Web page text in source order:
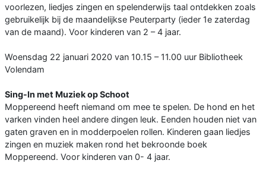
voorlezen, liedjes zingen en spelenderwijs taal ontdekken zoals
gebruikelijk bij de maandelijkse Peuterparty (ieder 1e zaterdag
van de maand). Voor kinderen van 2 – 4 jaar.
Woensdag 22 januari 2020 van 10.15 – 11.00 uur Bibliotheek
Volendam
Sing-In met Muziek op Schoot
Moppereend heeft niemand om mee te spelen. De hond en het
varken vinden heel andere dingen leuk. Eenden houden niet van
gaten graven en in modderpoelen rollen. Kinderen gaan liedjes
zingen en muziek maken rond het bekroonde boek
Moppereend. Voor kinderen van 0- 4 jaar.